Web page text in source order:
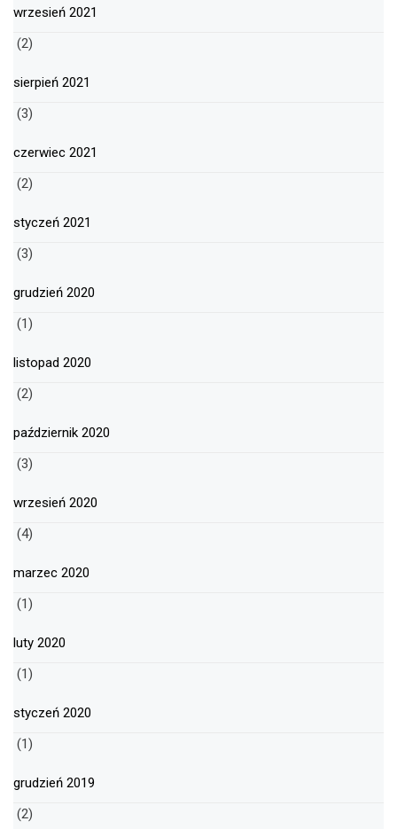
wrzesień 2021
(2)
sierpień 2021
(3)
czerwiec 2021
(2)
styczeń 2021
(3)
grudzień 2020
(1)
listopad 2020
(2)
październik 2020
(3)
wrzesień 2020
(4)
marzec 2020
(1)
luty 2020
(1)
styczeń 2020
(1)
grudzień 2019
(2)